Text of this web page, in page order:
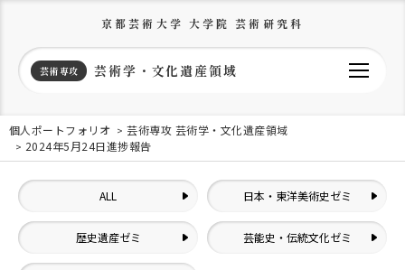
京都芸術大学 大学院 芸術研究科
芸術専攻 芸術学・文化遺産領域
個人ポートフォリオ
芸術専攻 芸術学・文化遺産領域
2024年5月24日進捗報告
ALL 日本・東洋美術史ゼミ
歴史遺産ゼミ 芸能史・伝統文化ゼミ